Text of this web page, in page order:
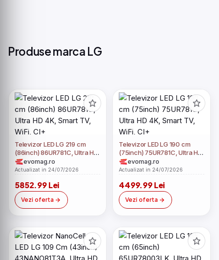
Produse marca LG
Televizor LED LG 219 cm
(86inch) 86UR781C, Ultra HD
4K, Smart TV, WiFi, CI+
evomag.ro
Actualizat in 24/07/2026
5852.99 Lei
Vezi oferta
Televizor LED LG 190 cm
(75inch) 75UR781C, Ultra HD
4K, Smart TV, WiFi, CI+
evomag.ro
Actualizat in 24/07/2026
4499.99 Lei
Vezi oferta